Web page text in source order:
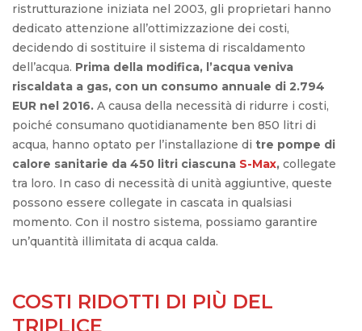
ristrutturazione iniziata nel 2003, gli proprietari hanno
dedicato attenzione all’ottimizzazione dei costi,
decidendo di sostituire il sistema di riscaldamento
dell’acqua. Prima della modifica, l’acqua veniva
riscaldata a gas, con un consumo annuale di 2.794
EUR nel 2016. A causa della necessità di ridurre i costi,
poiché consumano quotidianamente ben 850 litri di
acqua, hanno optato per l’installazione di tre pompe di
calore sanitarie da 450 litri ciascuna S-Max, collegate
tra loro. In caso di necessità di unità aggiuntive, queste
possono essere collegate in cascata in qualsiasi
momento. Con il nostro sistema, possiamo garantire
un’quantità illimitata di acqua calda.
COSTI RIDOTTI DI PIÙ DEL
TRIPLICE